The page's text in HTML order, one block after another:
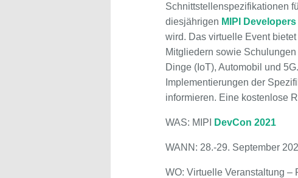
Schnittstellenspezifikationen
diesjährigen MIPI
wird. Das virtuelle Event
Mitgliedern sowie
Dinge (IoT), Automobil und
Implementierungen der
informieren. Eine kostenlose
WAS: MIPI DevCon 2021
WANN: 28.-29. September
WO: Virtuelle Veranstaltung –